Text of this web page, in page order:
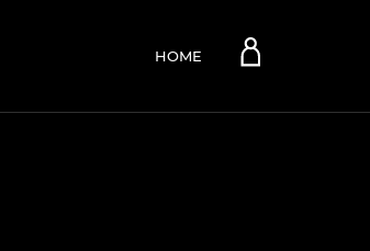
HOME Account